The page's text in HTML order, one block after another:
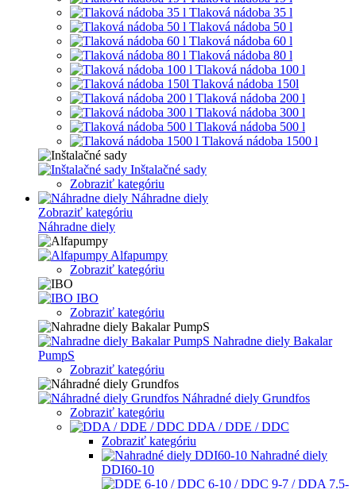
Tlaková nádoba 35 l
Tlaková nádoba 50 l
Tlaková nádoba 60 l
Tlaková nádoba 80 l
Tlaková nádoba 100 l
Tlaková nádoba 150l
Tlaková nádoba 200 l
Tlaková nádoba 300 l
Tlaková nádoba 500 l
Tlaková nádoba 1500 l
Inštalačné sady
Zobraziť kategóriu
Náhradne diely
Zobraziť kategóriu
Náhradne diely
Alfapumpy
Zobraziť kategóriu
IBO
Zobraziť kategóriu
Nahradne diely Bakalar
PumpS
Zobraziť kategóriu
Náhradné diely Grundfos
Zobraziť kategóriu
DDA / DDE / DDC
Zobraziť kategóriu
Nahradné diely
DDI60-10